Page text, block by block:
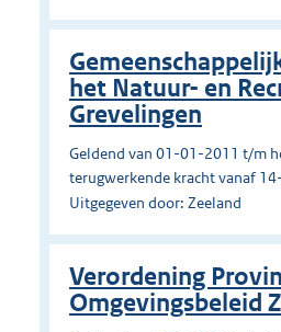
het Natuur- en
Grevelingen
Geldend van 01-01-2011 t/m
terugwerkende kracht vanaf
Uitgegeven door: Zeeland
Verordening
Omgevingsbeleid